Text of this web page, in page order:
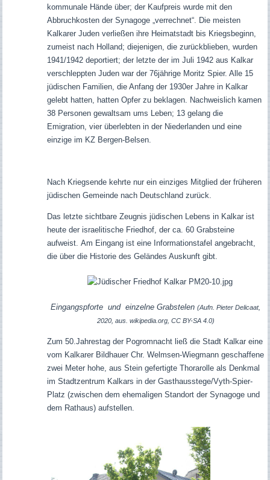
kommunale Hände über; der Kaufpreis wurde mit den
Abbruchkosten der Synagoge „verrechnet“. Die meisten
Kalkarer Juden verließen ihre Heimatstadt bis Kriegsbeginn,
zumeist nach Holland; diejenigen, die zurückblieben, wurden
1941/1942 deportiert; der letzte der im Juli 1942 aus Kalkar
verschleppten Juden war der 76jährige Moritz Spier. Alle 15
jüdischen Familien, die Anfang der 1930er Jahre in Kalkar
gelebt hatten, hatten Opfer zu beklagen. Nachweislich kamen
38 Personen gewaltsam ums Leben; 13 gelang die
Emigration, vier überlebten in der Niederlanden und eine
einzige im KZ Bergen-Belsen.
Nach Kriegsende kehrte nur ein einziges Mitglied der früheren
jüdischen Gemeinde nach Deutschland zurück.
Das letzte sichtbare Zeugnis jüdischen Lebens in Kalkar ist
heute der israelitische Friedhof, der ca. 60 Grabsteine
aufweist. Am Eingang ist eine Informationstafel angebracht,
die über die Historie des Geländes Auskunft gibt.
Eingangspforte und einzelne Grabstelen(Aufn. Pieter Delicaat,
2020, aus. wikipedia.org, CC BY-SA 4.0)
Zum 50.Jahrestag der Pogromnacht ließ die Stadt Kalkar eine
vom Kalkarer Bildhauer Chr. Welmsen-Wiegmann geschaffene
zwei Meter hohe, aus Stein gefertigte Thorarolle als Denkmal
im Stadtzentrum Kalkars in der Gasthausstege/Vyth-Spier-
Platz (zwischen dem ehemaligen Standort der Synagoge und
dem Rathaus) aufstellen.